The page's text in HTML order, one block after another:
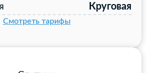
Круговая
Смотреть тарифы